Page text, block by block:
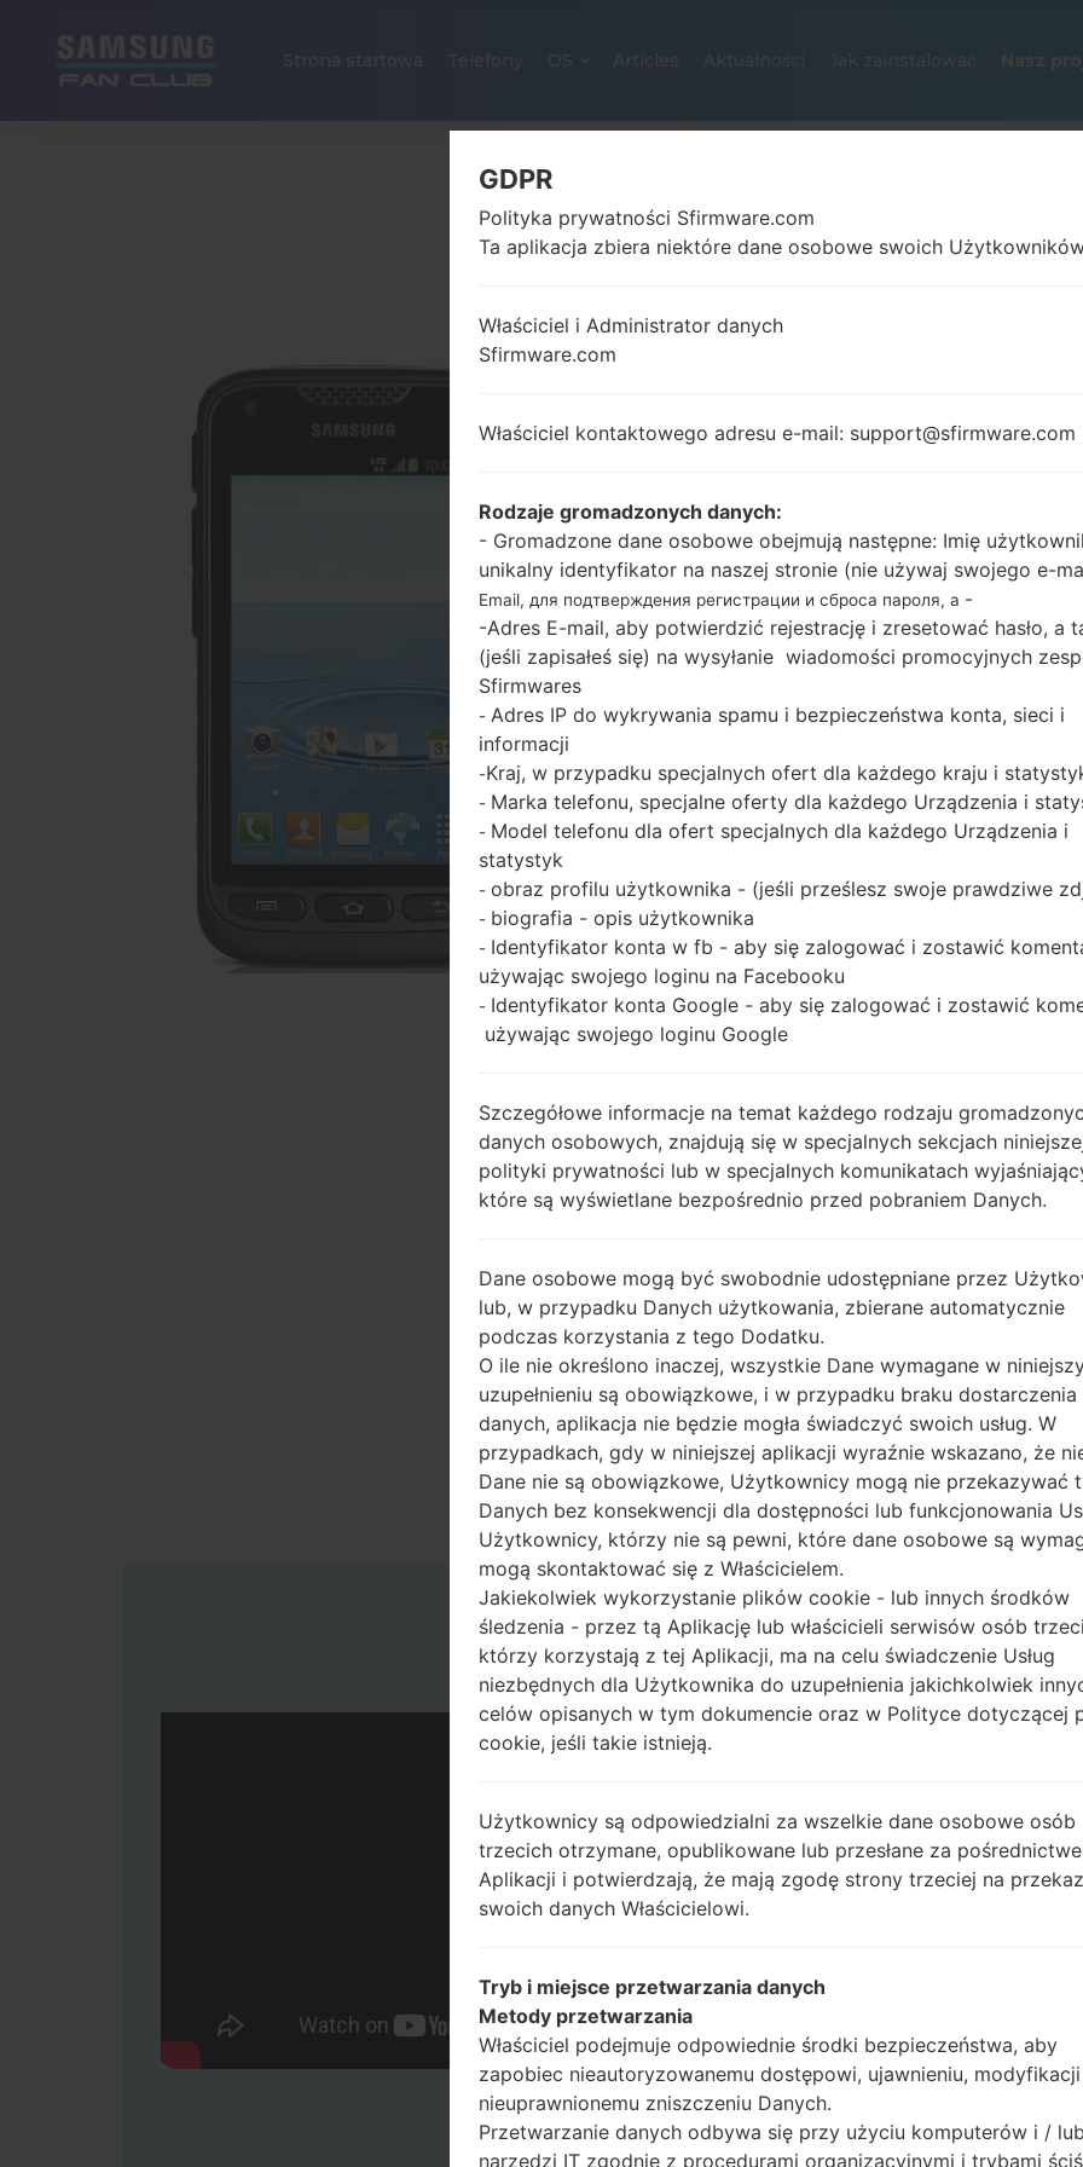
Aktualności Jak zainstalować Nasz
OFICJALNE
SAMSUNGGALAXY RUGBY LTE
I547C_1_20151022134727_14bdkkbpmn_fac.zip
Pobierz najnowszą aktualizację oprogramowania
ale nie zapomnij sprawdzić, czy numer modelu
SGH-I547C. Kod oprogramowania układowego to
wersją PDA I547CVLUAMC2, wersja CSC
systemu operacyjnego danego oprogramowania
poradnik na temat flashowania oprogramowania
NAZWA PLIKU
SGH-I547C_1_20151022134727_1
4bdkkbpmn_fac
A
ROZMIAR PLIKU 720.38 MiB
OS
CSC WERSJA
REGION
1.SPRAWDŹ RECAPTCHA
Instrukcje
Pobierz na swój
plików (jeśli 5 plików
AP: "System &
CP: "Modem &
aplikacje.
Teraz wyłącz swój
Naciśnij i
głośności i klawisz
GDPR
Polityka prywatności Sfirmware.com
Ta aplikacja zbiera niektóre dane osobowe swoich
Właściciel i Administrator danych
Sfirmware.com
Właściciel kontaktowego adresu e-mail: support@sfirmware.com
Rodzaje gromadzonych danych:
- Gromadzone dane osobowe obejmują następne: Imię
unikalny identyfikator na naszej stronie (nie używaj swojego e-
Email, для подтверждения регистрации и сброса пароля, а -
-Adres E-mail, aby potwierdzić rejestrację i zresetować hasło, a
(jeśli zapisałeś się) na wysyłanie wiadomości promocyjnych
Sfirmwares
- Adres IP do wykrywania spamu i bezpieczeństwa konta, sieci i
informacji
-Kraj, w przypadku specjalnych ofert dla każdego kraju i
- Marka telefonu, specjalne oferty dla każdego Urządzenia i
- Model telefonu dla ofert specjalnych dla każdego Urządzenia i
statystyk
- obraz profilu użytkownika - (jeśli prześlesz swoje prawdziwe
- biografia - opis użytkownika
- Identyfikator konta w fb - aby się zalogować i zostawić
używając swojego loginu na Facebooku
- Identyfikator konta Google - aby się zalogować i zostawić
używając swojego loginu Google
Szczegółowe informacje na temat każdego rodzaju
danych osobowych, znajdują się w specjalnych sekcjach
polityki prywatności lub w specjalnych komunikatach
które są wyświetlane bezpośrednio przed pobraniem Danych.
Dane osobowe mogą być swobodnie udostępniane przez
lub, w przypadku Danych użytkowania, zbierane automatycznie
podczas korzystania z tego Dodatku.
O ile nie określono inaczej, wszystkie Dane wymagane w
uzupełnieniu są obowiązkowe, i w przypadku braku
danych, aplikacja nie będzie mogła świadczyć swoich usług. W
przypadkach, gdy w niniejszej aplikacji wyraźnie wskazano, że
Dane nie są obowiązkowe, Użytkownicy mogą nie przekazywać
Danych bez konsekwencji dla dostępności lub funkcjonowania
Użytkownicy, którzy nie są pewni, które dane osobowe są
mogą skontaktować się z Właścicielem.
Jakiekolwiek wykorzystanie plików cookie - lub innych środków
śledzenia - przez tą Aplikację lub właścicieli serwisów osób
którzy korzystają z tej Aplikacji, ma na celu świadczenie Usług
niezbędnych dla Użytkownika do uzupełnienia jakichkolwiek
celów opisanych w tym dokumencie oraz w Polityce dotyczącej
cookie, jeśli takie istnieją.
Użytkownicy są odpowiedzialni za wszelkie dane osobowe osób
trzecich otrzymane, opublikowane lub przesłane za
Aplikacji i potwierdzają, że mają zgodę strony trzeciej na
swoich danych Właścicielowi.
Tryb i miejsce przetwarzania danych
Metody przetwarzania
Właściciel podejmuje odpowiednie środki bezpieczeństwa, aby
zapobiec nieautoryzowanemu dostępowi, ujawnieniu,
nieuprawnionemu zniszczeniu Danych.
Przetwarzanie danych odbywa się przy użyciu komputerów i / lub
narzędzi IT zgodnie z procedurami organizacyjnymi i trybami